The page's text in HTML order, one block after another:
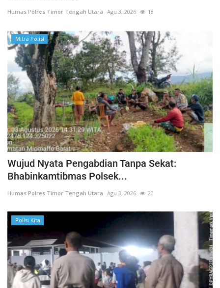
Humas Polres Timor Tengah Utara Agu 3, 2026 18
Mitra Polisi
Wujud Nyata Pengabdian Tanpa Sekat:
Bhabinkamtibmas Polsek...
Humas Polres Timor Tengah Utara Agu 3, 2026 20
Polisi Kita